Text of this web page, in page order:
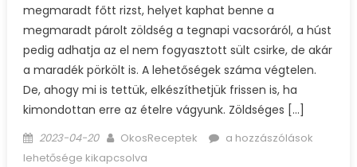
megmaradt főtt rizst, helyet kaphat benne a
megmaradt párolt zöldség a tegnapi vacsoráról, a húst
pedig adhatja az el nem fogyasztott sült csirke, de akár
a maradék pörkölt is. A lehetőségek száma végtelen.
De, ahogy mi is tettük, elkészíthetjük frissen is, ha
kimondottan erre az ételre vágyunk. Zöldséges […]
Posted
on
2023-04-20 Author
OkosReceptek
Zöldséges
a hozzászólások
lehetősége kikapcsolva